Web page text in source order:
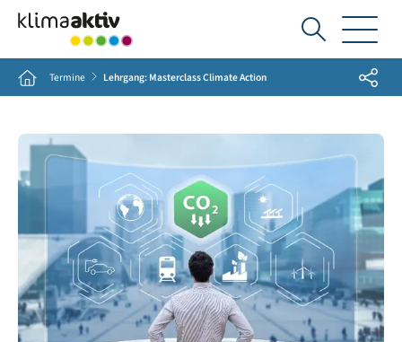
Ich
suche...
Home Termine Lehrgang: Masterclass Climate Action Share